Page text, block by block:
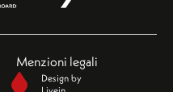
Menzioni legali
Design by